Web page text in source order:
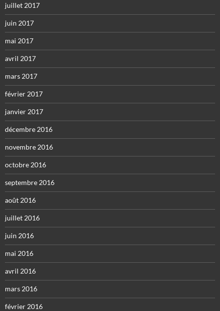
juillet 2017
juin 2017
mai 2017
avril 2017
mars 2017
février 2017
janvier 2017
décembre 2016
novembre 2016
octobre 2016
septembre 2016
août 2016
juillet 2016
juin 2016
mai 2016
avril 2016
mars 2016
février 2016